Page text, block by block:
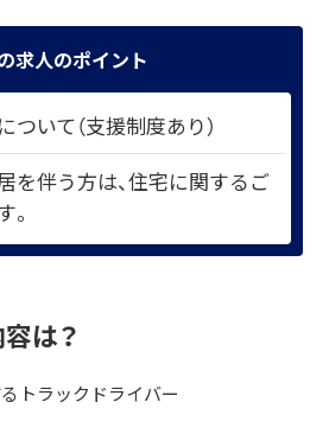
求人のポイント
いて（支援制度あり）
を伴う方は、住宅に関するご
。
は？
トラックドライバー